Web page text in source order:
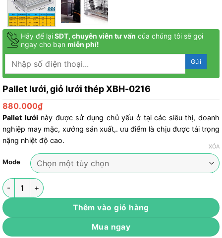
Hãy để lạiSĐT, chuyên viên tư vấn của chúng tôi sẽ gọi
ngay cho bạn miễn phí!
Pallet lưới, giỏ lưới thép XBH-0216
880.000₫
Pallet lưới này được sử dụng chủ yếu ở tại các siêu thị, doanh
nghiệp may mặc, xưởng sản xuất,. ưu điểm là chịu được tải trọng
nặng nhiệt độ cao.
Mode
XÓA
Pallet lưới, giỏ lưới thép XBH-0216 số lượng
Thêm vào giỏ hàng
Mua ngay